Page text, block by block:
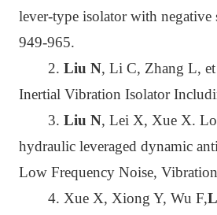
lever-type isolator with
949-965.
2.Liu N, Li C, Zhang L,
Inertial Vibration Isolator
3.Liu N, Lei X, Xue X.
hydraulic leveraged dynamic
Low Frequency Noise,
4. Xue X, Xiong Y, Wu F,